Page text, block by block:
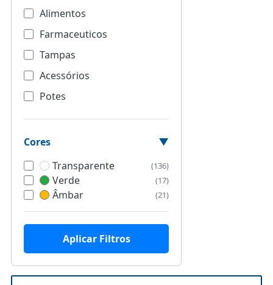
Alimentos
Farmaceuticos
Tampas
Acessórios
Potes
Cores
Transparente
(136)
Verde (17)
Âmbar (21)
Aplicar Filtros